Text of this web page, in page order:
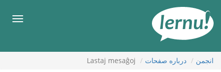
محتوا
انجمن درباره صفحات Lastaj mesaĝoj